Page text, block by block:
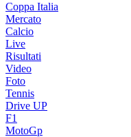
Coppa Italia
Mercato
Calcio
Live
Risultati
Video
Foto
Tennis
Drive UP
F1
MotoGp